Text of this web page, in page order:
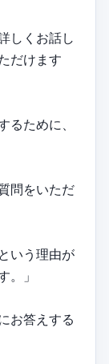
しくお話し
だけます
るために、
問をいただ
という理由が
。」
お答えする